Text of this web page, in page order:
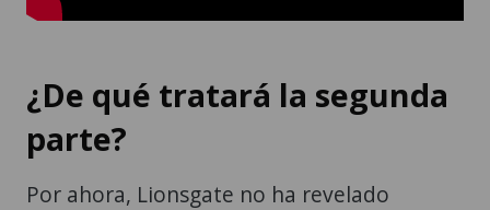
¿De qué tratará la segunda
parte?
Por ahora, Lionsgate no ha revelado